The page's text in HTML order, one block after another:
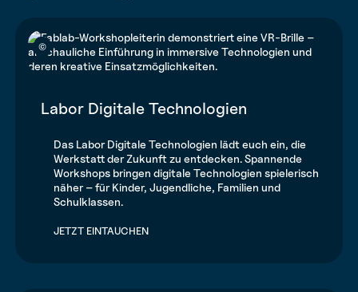
©
Labor Digitale Technologien
Das Labor Digitale Technologien lädt euch ein, die
Werkstatt der Zukunft zu entdecken. Spannende
Workshops bringen digitale Technologien spielerisch
näher – für Kinder, Jugendliche, Familien und
Schulklassen.
JETZT EINTAUCHEN